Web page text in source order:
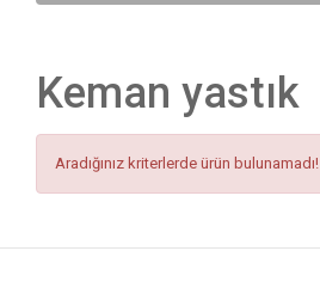
Keman yastık
Aradığınız kriterlerde ürün bulunamadı!